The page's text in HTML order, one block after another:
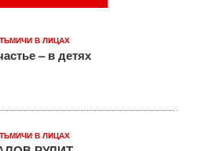
В ЛИЦАХ
– в детях
В ЛИЦАХ